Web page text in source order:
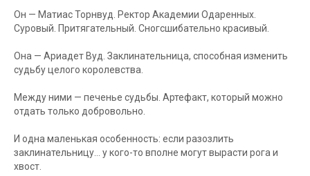
Он — Матиас Торнвуд. Ректор Академии Одаренных.
Суровый. Притягательный. Сногсшибательно красивый.
Она — Ариадет Вуд. Заклинательница, способная изменить
судьбу целого королевства.
Между ними — печенье судьбы. Артефакт, который можно
отдать только добровольно.
И одна маленькая особенность: если разозлить
заклинательницу… у кого-то вполне могут вырасти рога и
хвост.